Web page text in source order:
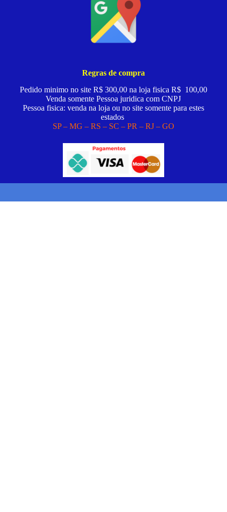
Regras de compra
Pedido minimo no site R$ 300,00 na loja fisica R$ 100,00
Venda somente Pessoa juridica com CNPJ
Pessoa fisica: venda na loja ou no site somente para estes
estados
SP – MG – RS – SC – PR – RJ – GO